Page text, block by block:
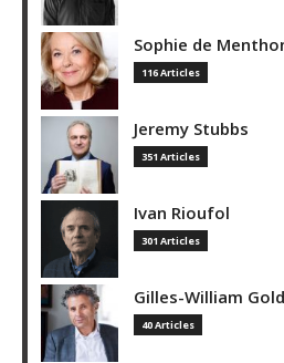
Sophie de
116 Articles
Jeremy Stubbs
351 Articles
Ivan Rioufol
301 Articles
Gilles-William
40 Articles